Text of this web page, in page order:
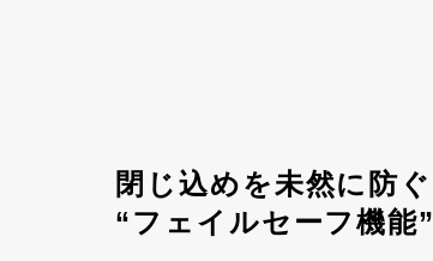
閉じ込めを未然に防ぐ
“フェイルセーフ機能”